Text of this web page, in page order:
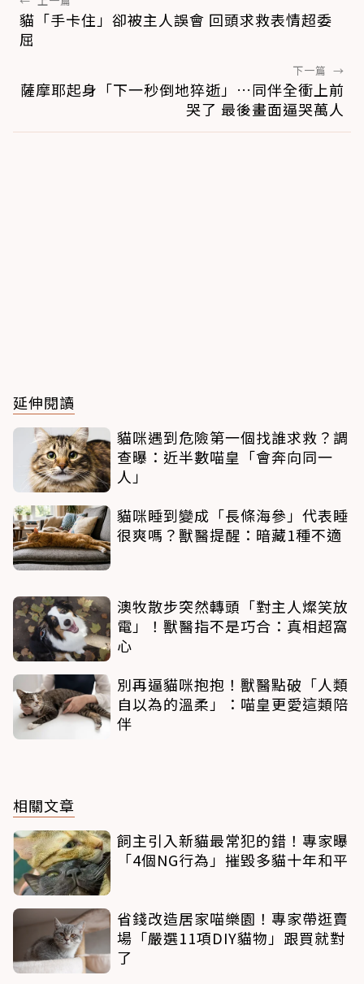
貓「手卡住」卻被主人誤會 回頭求救表情超委
屈
下一篇 →
薩摩耶起身「下一秒倒地猝逝」…同伴全衝上前
哭了 最後畫面逼哭萬人
延伸閱讀
貓咪遇到危險第一個找誰求救？調
查曝：近半數喵皇「會奔向同一
人」
貓咪睡到變成「長條海參」代表睡
很爽嗎？獸醫提醒：暗藏1種不適
澳牧散步突然轉頭「對主人燦笑放
電」！獸醫指不是巧合：真相超窩
心
別再逼貓咪抱抱！獸醫點破「人類
自以為的溫柔」：喵皇更愛這類陪
伴
相關文章
飼主引入新貓最常犯的錯！專家曝
「4個NG行為」摧毀多貓十年和平
省錢改造居家喵樂園！專家帶逛賣
場「嚴選11項DIY貓物」跟買就對
了